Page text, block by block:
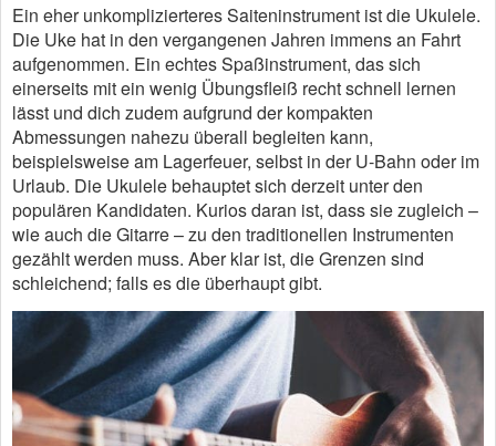
Ein eher unkomplizierteres Saiteninstrument ist die Ukulele.
Die Uke hat in den vergangenen Jahren immens an Fahrt
aufgenommen. Ein echtes Spaßinstrument, das sich
einerseits mit ein wenig Übungsfleiß recht schnell lernen
lässt und dich zudem aufgrund der kompakten
Abmessungen nahezu überall begleiten kann,
beispielsweise am Lagerfeuer, selbst in der U-Bahn oder im
Urlaub. Die Ukulele behauptet sich derzeit unter den
populären Kandidaten. Kurios daran ist, dass sie zugleich –
wie auch die Gitarre – zu den traditionellen Instrumenten
gezählt werden muss. Aber klar ist, die Grenzen sind
schleichend; falls es die überhaupt gibt.